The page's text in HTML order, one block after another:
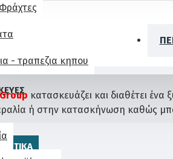
- τραπεζια κηπου
κατασκευάζει και διαθέτει
ή στην κατασκήνωση καθώς